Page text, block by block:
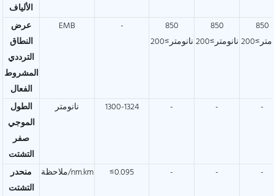
الألياف
عرض
النطاق
الترددي
المشروط
الفعال
EMB -
850
نانومتر≥200
850
نانومتر≥200
850
الطول
الموجي
صفر
التشتت
نانومتر 1300-1324 - - -
منحدر
التشتت
ملاحظة/nm.km ≤0.095 - - -